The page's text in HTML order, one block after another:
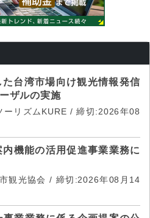
台湾市場向け観光情報発信
ザルの実施
ーリズムKURE / 締切:2026年08
機能の活用促進事業業務に
観光協会 / 締切:2026年08月14